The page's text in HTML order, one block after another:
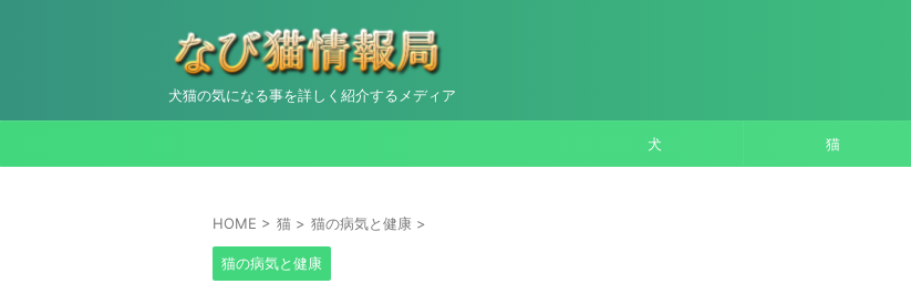
犬猫の気になる事を詳しく紹介するメディア
犬 猫
HOME > 猫 > 猫の病気と健康 >
猫の病気と健康